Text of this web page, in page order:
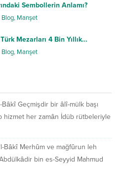
Sembollerin Anlamı?
Blog, Manşet
Mezarları 4 Bin Yıllık…
Blog, Manşet
Bâkî Geçmişdir bir âlî-mülk başı
hizmet her zamân İdüb rütbeleriyle
Bâkî Merhûm ve mağfûrun leh
bin es-Seyyid Mahmud